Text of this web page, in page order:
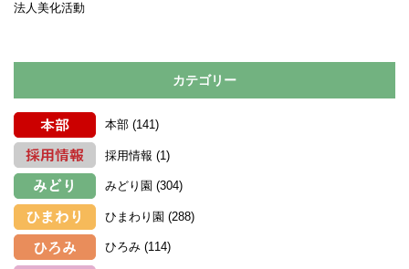
法人美化活動
カテゴリー
本部 (141)
採用情報 (1)
みどり園 (304)
ひまわり園 (288)
ひろみ (114)